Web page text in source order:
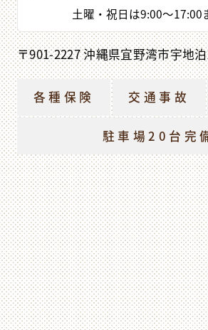
土曜・祝日は9:00〜17:00
〒901-2227 沖縄県宜野湾市宇地
各種保険 交通事故
駐車場20台完